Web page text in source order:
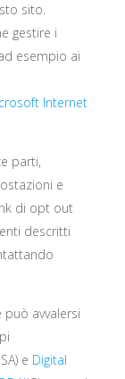
sito.
gestire i
esempio ai
Internet
parti,
e
di opt out
descritti
avvalersi
e Digital